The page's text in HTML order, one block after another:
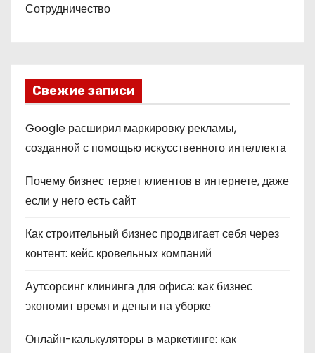
Сотрудничество
Свежие записи
Google расширил маркировку рекламы,
созданной с помощью искусственного интеллекта
Почему бизнес теряет клиентов в интернете, даже
если у него есть сайт
Как строительный бизнес продвигает себя через
контент: кейс кровельных компаний
Аутсорсинг клининга для офиса: как бизнес
экономит время и деньги на уборке
Онлайн-калькуляторы в маркетинге: как